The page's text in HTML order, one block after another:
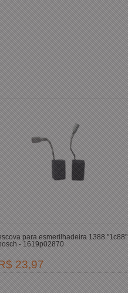
para esmerilhadeira 1388 "1c88"
- 1619p02870
23,97